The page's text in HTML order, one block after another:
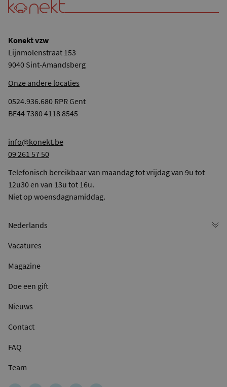
Konekt vzw
Lijnmolenstraat 153
9040 Sint-Amandsberg
Onze andere locaties
0524.936.680 RPR Gent
BE44 7380 4118 8545
info@konekt.be
09 261 57 50
Telefonisch bereikbaar van maandag tot vrijdag van 9u tot
12u30 en van 13u tot 16u.
Niet op woensdagnamiddag.
Vacatures
Magazine
Doe een gift
Nieuws
Contact
FAQ
Team